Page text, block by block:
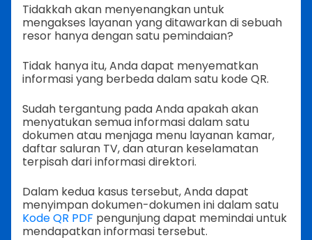
Tidakkah akan menyenangkan untuk
mengakses layanan yang ditawarkan di sebuah
resor hanya dengan satu pemindaian?
Tidak hanya itu, Anda dapat menyematkan
informasi yang berbeda dalam satu kode QR.
Sudah tergantung pada Anda apakah akan
menyatukan semua informasi dalam satu
dokumen atau menjaga menu layanan kamar,
daftar saluran TV, dan aturan keselamatan
terpisah dari informasi direktori.
Dalam kedua kasus tersebut, Anda dapat
menyimpan dokumen-dokumen ini dalam satu
Kode QR PDF pengunjung dapat memindai untuk
mendapatkan informasi tersebut.